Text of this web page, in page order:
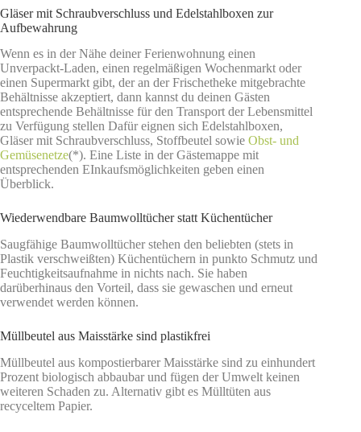
Gläser mit Schraubverschluss und Edelstahlboxen zur
Aufbewahrung
Wenn es in der Nähe deiner Ferienwohnung einen
Unverpackt-Laden, einen regelmäßigen Wochenmarkt oder
einen Supermarkt gibt, der an der Frischetheke mitgebrachte
Behältnisse akzeptiert, dann kannst du deinen Gästen
entsprechende Behältnisse für den Transport der Lebensmittel
zu Verfügung stellen Dafür eignen sich Edelstahlboxen,
Gläser mit Schraubverschluss, Stoffbeutel sowie Obst- und
Gemüsenetze(*). Eine Liste in der Gästemappe mit
entsprechenden EInkaufsmöglichkeiten geben einen
Überblick.
Wiederwendbare Baumwolltücher statt Küchentücher
Saugfähige Baumwolltücher stehen den beliebten (stets in
Plastik verschweißten) Küchentüchern in punkto Schmutz und
Feuchtigkeitsaufnahme in nichts nach. Sie haben
darüberhinaus den Vorteil, dass sie gewaschen und erneut
verwendet werden können.
Müllbeutel aus Maisstärke sind plastikfrei
Müllbeutel aus kompostierbarer Maisstärke sind zu einhundert
Prozent biologisch abbaubar und fügen der Umwelt keinen
weiteren Schaden zu. Alternativ gibt es Mülltüten aus
recyceltem Papier.